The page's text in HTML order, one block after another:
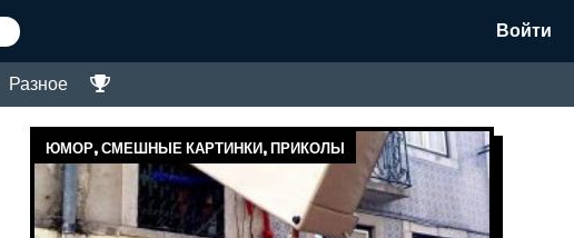
Войти
Разное
ЮМОР, СМЕШНЫЕ КАРТИНКИ, ПРИКОЛЫ